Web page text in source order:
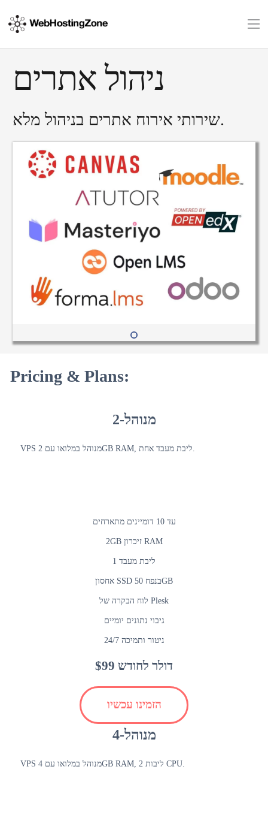
ניהול אתרים
שירותי אירוח אתרים בניהול מלא.
Pricing & Plans:
מנוהל-2
עד 10 דומיינים מתארחים
2GB זיכרון RAM
1 ליבת מעבד
אחסון SSD בנפח 50GB
לוח הבקרה של Plesk
גיבוי נתונים יומיים
ניטור ותמיכה 24/7
$99 דולר לחודש
הזמינו עכשיו
מנוהל-4
VPS מנוהל במלואו עם 4GB RAM, 2 ליבות CPU.